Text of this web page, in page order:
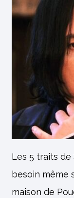
Les 5 traits
besoin même
maison de